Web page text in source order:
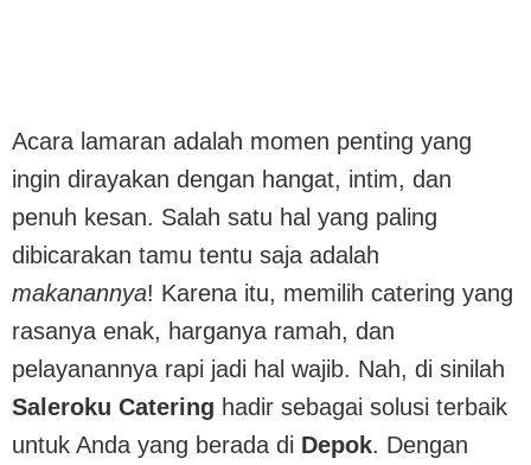
Acara lamaran adalah momen penting yang
ingin dirayakan dengan hangat, intim, dan
penuh kesan. Salah satu hal yang paling
dibicarakan tamu tentu saja adalah
makanannya! Karena itu, memilih catering yang
rasanya enak, harganya ramah, dan
pelayanannya rapi jadi hal wajib. Nah, di sinilah
Saleroku Catering hadir sebagai solusi terbaik
untuk Anda yang berada di Depok. Dengan